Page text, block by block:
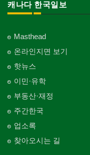
캐나다 한국일보
Masthead
온라인지면 보기
핫뉴스
이민·유학
부동산·재정
주간한국
업소록
찾아오시는 길